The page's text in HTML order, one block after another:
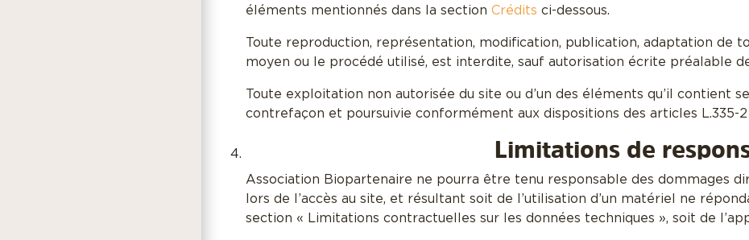
éléments mentionnés dans la section Crédits ci-dessous.
Toute reproduction, représentation, modification, publication, adaptation de
moyen ou le procédé utilisé, est interdite, sauf autorisation écrite préalable
Toute exploitation non autorisée du site ou d’un des éléments qu’il contient
contrefaçon et poursuivie conformément aux dispositions des articles
Limitations de
Association Biopartenaire ne pourra être tenu responsable des dommages
lors de l’accès au site, et résultant soit de l’utilisation d’un matériel ne
section « Limitations contractuelles sur les données techniques », soit de